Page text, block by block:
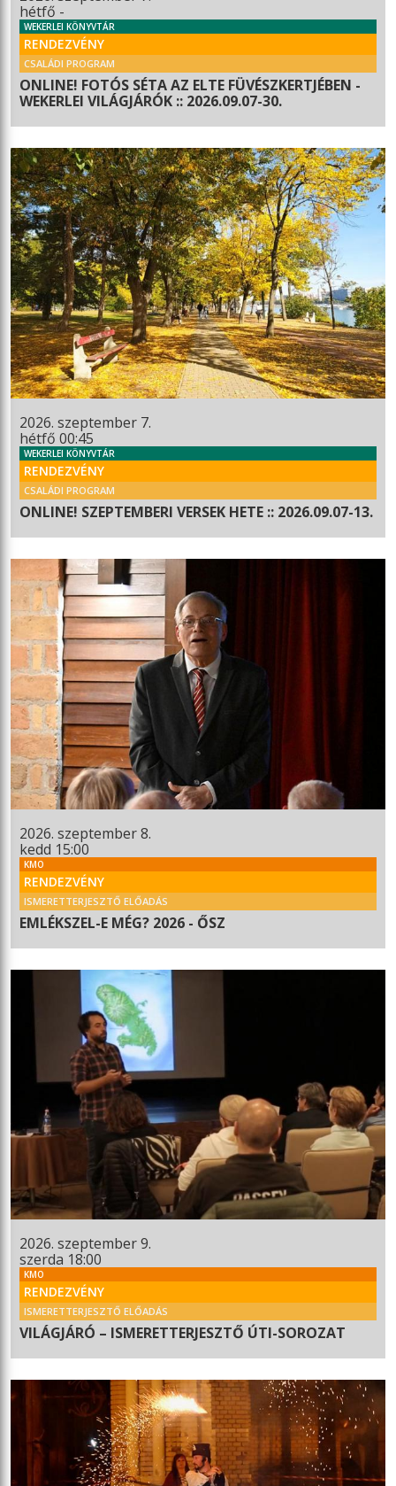
hétfő -
WEKERLEI KÖNYVTÁR
RENDEZVÉNY
CSALÁDI PROGRAM
ONLINE! FOTÓS SÉTA AZ ELTE FÜVÉSZKERTJÉBEN -
WEKERLEI VILÁGJÁRÓK :: 2026.09.07-30.
2026. szeptember 7.
hétfő 00:45
WEKERLEI KÖNYVTÁR
RENDEZVÉNY
CSALÁDI PROGRAM
ONLINE! SZEPTEMBERI VERSEK HETE :: 2026.09.07-13.
2026. szeptember 8.
kedd 15:00
KMO
RENDEZVÉNY
ISMERETTERJESZTŐ ELŐADÁS
EMLÉKSZEL-E MÉG? 2026 - ŐSZ
2026. szeptember 9.
szerda 18:00
KMO
RENDEZVÉNY
ISMERETTERJESZTŐ ELŐADÁS
VILÁGJÁRÓ – ISMERETTERJESZTŐ ÚTI-SOROZAT